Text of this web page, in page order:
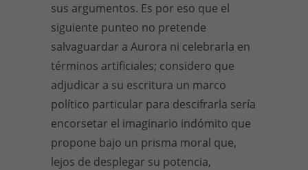
sus argumentos. Es por eso que el
siguiente punteo no pretende
salvaguardar a Aurora ni celebrarla en
términos artificiales; considero que
adjudicar a su escritura un marco
político particular para descifrarla sería
encorsetar el imaginario indómito que
propone bajo un prisma moral que,
lejos de desplegar su potencia,